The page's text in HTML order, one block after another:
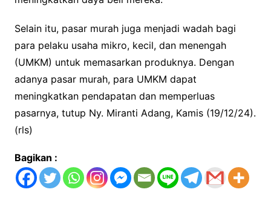
Selain itu, pasar murah juga menjadi wadah bagi
para pelaku usaha mikro, kecil, dan menengah
(UMKM) untuk memasarkan produknya. Dengan
adanya pasar murah, para UMKM dapat
meningkatkan pendapatan dan memperluas
pasarnya, tutup Ny. Miranti Adang, Kamis (19/12/24).
(rls)
Bagikan :